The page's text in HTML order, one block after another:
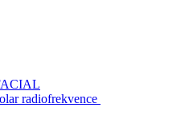
radiofrekvence